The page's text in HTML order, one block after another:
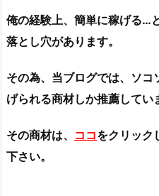
俺の経験上、簡単に稼げる…
落とし穴があります。
その為、当ブログでは、ソ
げられる商材しか推薦してい
その商材は、 ココをクリック
下さい。